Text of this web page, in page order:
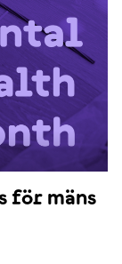
för mäns